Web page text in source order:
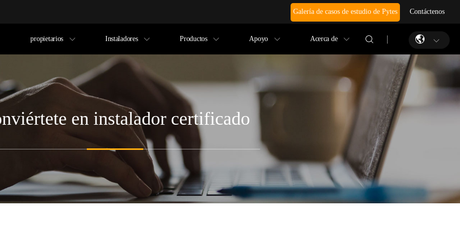
Galería de casos de estudio de Pytes Contáctenos
propietarios Instaladores Productos Apoyo Acerca de
en instalador certificado